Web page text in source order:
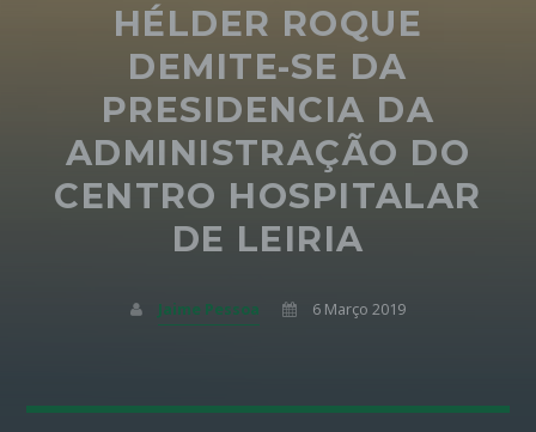
PESQUISAR NESTE WEBSITE:
PARTILHAR ESTA PÁGINA EM:
Twitter
Facebook
HÉLDER ROQUE
DEMITE-SE DA
PRESIDENCIA DA
ADMINISTRAÇÃO DO
CENTRO HOSPITALAR
DE LEIRIA
Jaime Pessoa 6 Março 2019